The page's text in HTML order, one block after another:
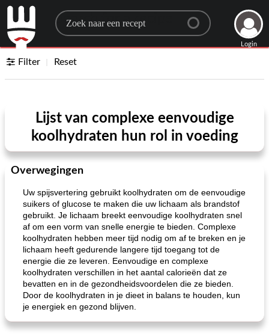
Search for a recipe
Login
Filter Reset
Lijst van complexe eenvoudige
koolhydraten hun rol in voeding
Overwegingen
Uw spijsvertering gebruikt koolhydraten om de eenvoudige
suikers of glucose te maken die uw lichaam als brandstof
gebruikt. Je lichaam breekt eenvoudige koolhydraten snel
af om een ​​vorm van snelle energie te bieden. Complexe
koolhydraten hebben meer tijd nodig om af te breken en je
lichaam heeft gedurende langere tijd toegang tot de
energie die ze leveren. Eenvoudige en complexe
koolhydraten verschillen in het aantal calorieën dat ze
bevatten en in de gezondheidsvoordelen die ze bieden.
Door de koolhydraten in je dieet in balans te houden, kun
je energiek en gezond blijven.